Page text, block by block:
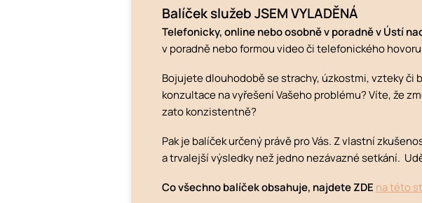
Balíček služeb JSEM VYLADĚNÁ
Telefonicky, online nebo osobně v poradně v Ústí
v poradně nebo formou video či telefonického
Bojujete dlouhodobě se strachy, úzkostmi, vzteky či
konzultace na vyřešení Vašeho problému? Víte, že
zato konzistentně?
Pak je balíček určený právě pro Vás. Z vlastní
a trvalejší výsledky než jedno nezávazné setkání.
Co všechno balíček obsahuje, najdete ZDE na této